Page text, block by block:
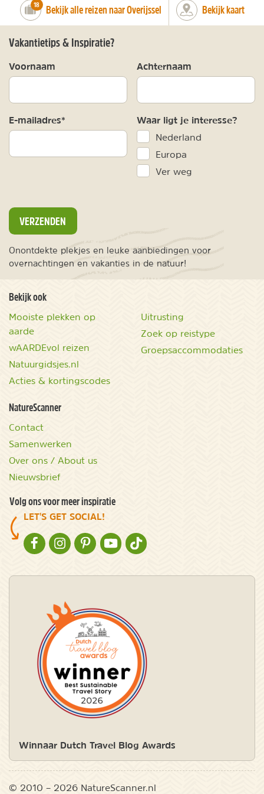
number_of_trips:
18 Bekijk alle reizen naar Overijssel Bekijk kaart
Vakantietips & Inspiratie?
Voornaam Achternaam
E-mailadres* Waar ligt je interesse?
Nederland
Europa
Ver weg
VERZENDEN
Onontdekte plekjes en leuke aanbiedingen voor
overnachtingen en vakanties in de natuur!
Bekijk ook
Mooiste plekken op
aarde
wAARDEvol reizen
Natuurgidsjes.nl
Acties & kortingscodes
Uitrusting
Zoek op reistype
Groepsaccommodaties
NatureScanner
Contact
Samenwerken
Over ons / About us
Nieuwsbrief
Volg ons voor meer inspiratie
LET'S GET SOCIAL!
NATURESCANNER OP FACEBOOK
NATURESCANNER OP INSTAGRAM
NATURESCANNER OP PINTEREST
NATURESCANNER OP YOUTUBE
NATURESCANNER OP TIKTOK
Winnaar Dutch Travel Blog Awards
© 2010 – 2026 NatureScanner.nl